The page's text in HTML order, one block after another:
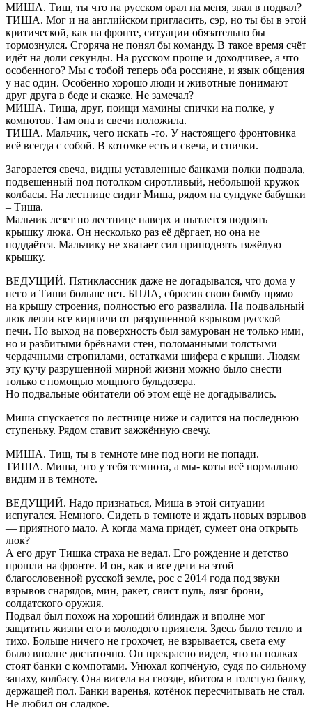
МИША. Тиш, ты что на русском орал на меня, звал в подвал?
ТИША. Мог и на английском пригласить, сэр, но ты бы в этой
критической, как на фронте, ситуации обязательно бы
тормознулся. Сгоряча не понял бы команду. В такое время счёт
идёт на доли секунды. На русском проще и доходчивее, а что
особенного? Мы с тобой теперь оба россияне, и язык общения
у нас один. Особенно хорошо люди и животные понимают
друг друга в беде и сказке. Не замечал?
МИША. Тиша, друг, поищи мамины спички на полке, у
компотов. Там она и свечи положила.
ТИША. Мальчик, чего искать -то. У настоящего фронтовика
всё всегда с собой. В котомке есть и свеча, и спички.
Загорается свеча, видны уставленные банками полки подвала,
подвешенный под потолком сиротливый, небольшой кружок
колбасы. На лестнице сидит Миша, рядом на сундуке бабушки
– Тиша.
Мальчик лезет по лестнице наверх и пытается поднять
крышку люка. Он несколько раз её дёргает, но она не
поддаётся. Мальчику не хватает сил приподнять тяжёлую
крышку.
ВЕДУЩИЙ. Пятиклассник даже не догадывался, что дома у
него и Тиши больше нет. БПЛА, сбросив свою бомбу прямо
на крышу строения, полностью его развалила. На подвальный
люк легли все кирпичи от разрушенной взрывом русской
печи. Но выход на поверхность был замурован не только ими,
но и разбитыми брёвнами стен, поломанными толстыми
чердачными стропилами, остатками шифера с крыши. Людям
эту кучу разрушенной мирной жизни можно было снести
только с помощью мощного бульдозера.
Но подвальные обитатели об этом ещё не догадывались.
Миша спускается по лестнице ниже и садится на последнюю
ступеньку. Рядом ставит зажжённую свечу.
МИША. Тиш, ты в темноте мне под ноги не попади.
ТИША. Миша, это у тебя темнота, а мы- коты всё нормально
видим и в темноте.
ВЕДУЩИЙ. Надо признаться, Миша в этой ситуации
испугался. Немного. Сидеть в темноте и ждать новых взрывов
— приятного мало. А когда мама придёт, сумеет она открыть
люк?
А его друг Тишка страха не ведал. Его рождение и детство
прошли на фронте. И он, как и все дети на этой
благословенной русской земле, рос с 2014 года под звуки
взрывов снарядов, мин, ракет, свист пуль, лязг брони,
солдатского оружия.
Подвал был похож на хороший блиндаж и вполне мог
защитить жизни его и молодого приятеля. Здесь было тепло и
тихо. Больше ничего не грохочет, не взрывается, света ему
было вполне достаточно. Он прекрасно видел, что на полках
стоят банки с компотами. Унюхал копчёную, судя по сильному
запаху, колбасу. Она висела на гвозде, вбитом в толстую балку,
держащей пол. Банки варенья, котёнок пересчитывать не стал.
Не любил он сладкое.